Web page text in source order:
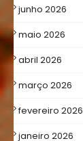
junho 2026
maio 2026
abril 2026
março 2026
fevereiro 2026
janeiro 2026